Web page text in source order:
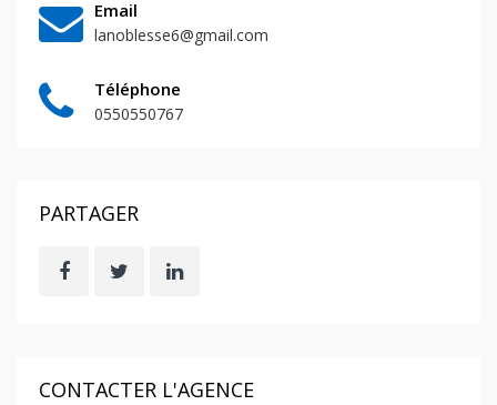
Email
lanoblesse6@gmail.com
Téléphone
0550550767
PARTAGER
CONTACTER L'AGENCE